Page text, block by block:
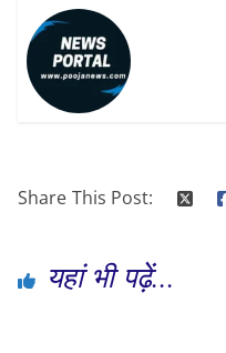
Share This Post:
यहां भी पढ़ें...